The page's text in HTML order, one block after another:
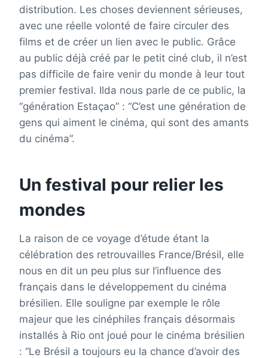
distribution. Les choses deviennent sérieuses,
avec une réelle volonté de faire circuler des
films et de créer un lien avec le public. Grâce
au public déjà créé par le petit ciné club, il n’est
pas difficile de faire venir du monde à leur tout
premier festival. Ilda nous parle de ce public, la
“génération Estaçao” : “C’est une génération de
gens qui aiment le cinéma, qui sont des amants
du cinéma”.
Un festival pour relier les
mondes
La raison de ce voyage d’étude étant la
célébration des retrouvailles France/Brésil, elle
nous en dit un peu plus sur l’influence des
français dans le développement du cinéma
brésilien. Elle souligne par exemple le rôle
majeur que les cinéphiles français désormais
installés à Rio ont joué pour le cinéma brésilien
: “Le Brésil a toujours eu la chance d’avoir des